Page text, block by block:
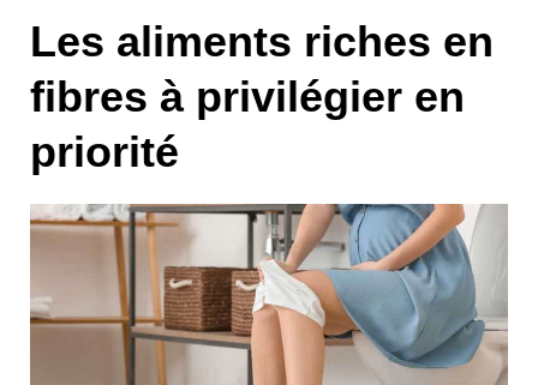
Les aliments riches en
fibres à privilégier en
priorité